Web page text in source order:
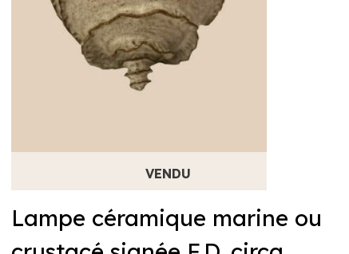
Lampe céramique marine ou